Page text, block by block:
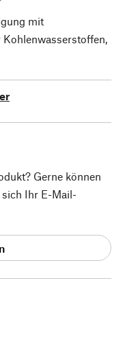
mit
Gerne können
sich Ihr E-Mail-